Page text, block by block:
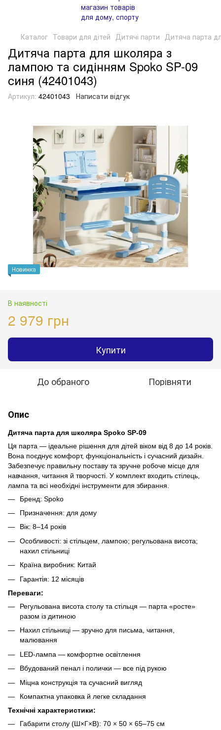
Каталог Товари для дітей Дитячі парти Дитяча парта
Дитяча парта для школяра з
лампою та сидінням Spoko SP-09
синя (42401043)
Артикул: 42401043 Написати відгук
Новинка
В наявності
2 979 грн
Купити
До обраного Порівняти
Опис
Дитяча парта для школяра Spoko SP-09
Ця парта — ідеальне рішення для дітей віком від 8 до 14 років.
Вона поєднує комфорт, функціональність і сучасний дизайн.
Забезпечує правильну поставу та зручне робоче місце для
навчання, читання й творчості. У комплект входить стілець,
лампа та всі необхідні інструменти для збирання.
Бренд: Spoko
Призначення: для дому
Вік: 8–14 років
Особливості: зі стільцем, лампою; регульована висота;
нахил стільниці
Країна виробник: Китай
Гарантія: 12 місяців
Переваги:
Регульована висота столу та стільця — парта «росте»
разом із дитиною
Нахил стільниці — зручно для письма, читання,
малювання
LED-лампа — комфортне освітлення
Вбудований пенал і полички — все під рукою
Міцна конструкція та сучасний вигляд
Компактна упаковка й легке складання
Технічні характеристики:
Габарити столу (Ш×Г×В): 70 × 50 × 65–75 см